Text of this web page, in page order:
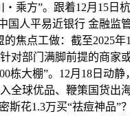
乘方”。跟着12月15
人平易近银行 金融
焦点工做：截至2025
对部门满脚前提的商
栋大棚”。12月18日动
全球优品、鞭策国货
斯花1.3万买“祛痘神品